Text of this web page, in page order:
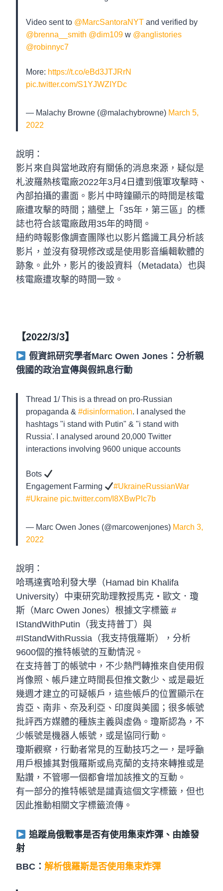
Video sent to @MarcSantoraNYT and verified by
@brenna__smith @dim109 w @anglistories
@robinnyc7
More: https://t.co/eBd3JTJRrN
pic.twitter.com/S1YJWZIYDc
— Malachy Browne (@malachybrowne) March 5,
2022
說明：
影片來自與當地政府有關係的消息來源，疑似是
札波羅熱核電廠2022年3月4日遭到俄軍攻擊時、
內部拍攝的畫面。影片中時鐘顯示的時間是核電
廠遭攻擊的時間；牆壁上「35年，第三區」的標
誌也符合該電廠啟用35年的時間。
紐約時報影像調查團隊也以影片鑑識工具分析該
影片，並沒有發現修改或是使用影音編輯軟體的
跡象。此外，影片的後設資料（Metadata）也與
核電廠遭攻擊的時間一致。
【2022/3/3】
假資訊研究學者Marc Owen Jones：分析親
俄國的政治宣傳與假訊息行動
Thread 1/ This is a thread on pro-Russian
propaganda & #disinformation. I analysed the
hashtags "i stand with Putin" & "i stand with
Russia'. I analysed around 20,000 Twitter
interactions involving 9600 unique accounts
Bots
Engagement Farming
#UkraineRussianWar
#Ukraine pic.twitter.com/I8XBwPlc7b
— Marc Owen Jones (@marcowenjones) March 3,
2022
說明：
哈瑪達賓哈利發大學（Hamad bin Khalifa
University）中東研究助理教授馬克・歐文．瓊
斯（Marc Owen Jones）根據文字標籤 #
IStandWithPutin（我支持普丁）與
#IStandWithRussia（我支持俄羅斯），分析
9600個的推特帳號的互動情況。
在支持普丁的帳號中，不少熱門轉推來自使用假
肖像照、帳戶建立時間長但推文數少、或是最近
幾週才建立的可疑帳戶，這些帳戶的位置顯示在
肯亞、南非、奈及利亞、印度與美國；很多帳號
批評西方媒體的種族主義與虛偽。瓊斯認為，不
少帳號是機器人帳號，或是協同行動。
瓊斯觀察，行動者常見的互動技巧之一，是呼籲
用戶根據其對俄羅斯或烏克蘭的支持來轉推或是
點讚，不管哪一個都會增加該推文的互動。
有一部分的推特帳號是譴責這個文字標籤，但也
因此推動相關文字標籤流傳。
追蹤烏俄戰事是否有使用集束炸彈、由誰發
射
BBC： 解析俄羅斯是否使用集束炸彈